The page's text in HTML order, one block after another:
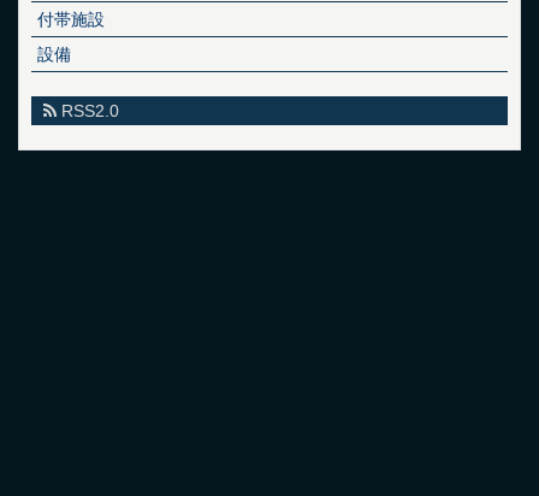
付帯施設
設備
RSS2.0